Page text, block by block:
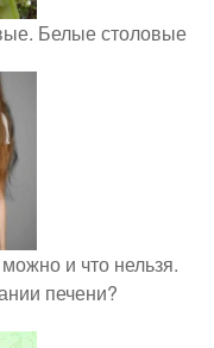
Белые столовые
и что нельзя.
печени?